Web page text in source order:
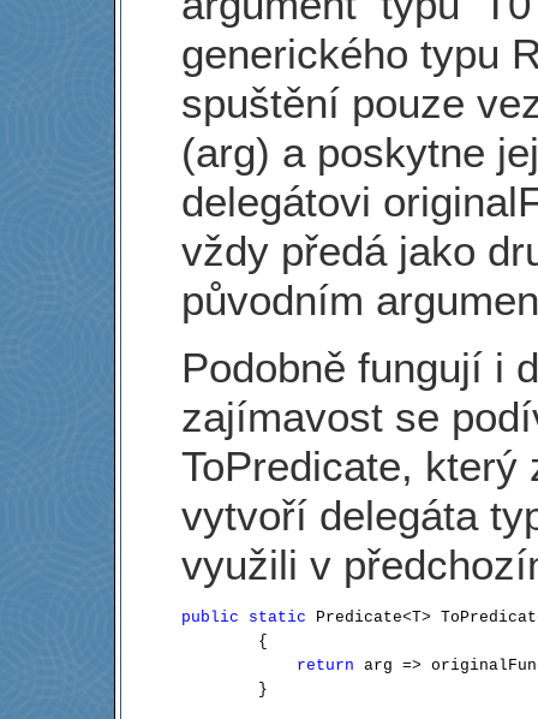
generického typu
spuštění pouze
(arg) a poskytne
delegátovi
vždy předá jako
původním
Podobně fungují i
zajímavost se
ToPredicate, který
vytvoří delegáta
využili v
public static Predicate<T>
        {
return arg =>